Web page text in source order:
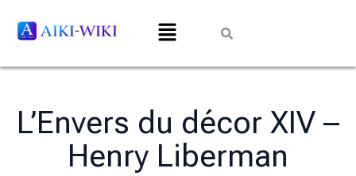
L’Envers du décor XIV –
Henry Liberman